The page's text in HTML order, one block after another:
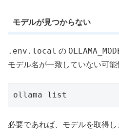
モデルが見つからない
.env.local の
モデル名が一致していない可能
ollama list
必要であれば、モデルを取得し